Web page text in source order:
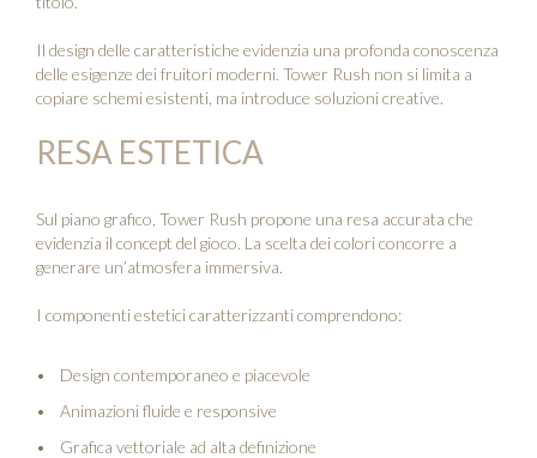
Il design delle caratteristiche evidenzia una profonda conoscenza
delle esigenze dei fruitori moderni. Tower Rush non si limita a
copiare schemi esistenti, ma introduce soluzioni creative.
RESA ESTETICA
Sul piano grafico, Tower Rush propone una resa accurata che
evidenzia il concept del gioco. La scelta dei colori concorre a
generare un’atmosfera immersiva.
I componenti estetici caratterizzanti comprendono:
Design contemporaneo e piacevole
Animazioni fluide e responsive
Grafica vettoriale ad alta definizione